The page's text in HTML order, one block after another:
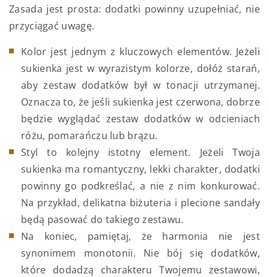
Zasada jest prosta: dodatki powinny uzupełniać, nie
przyciągać uwagę.
Kolor jest jednym z kluczowych elementów. Jeżeli
sukienka jest w wyrazistym kolorze, dołóż starań,
aby zestaw dodatków był w tonacji utrzymanej.
Oznacza to, że jeśli sukienka jest czerwona, dobrze
będzie wyglądać zestaw dodatków w odcieniach
różu, pomarańczu lub brązu.
Styl to kolejny istotny element. Jeżeli Twoja
sukienka ma romantyczny, lekki charakter, dodatki
powinny go podkreślać, a nie z nim konkurować.
Na przykład, delikatna biżuteria i plecione sandały
będą pasować do takiego zestawu.
Na koniec, pamiętaj, że harmonia nie jest
synonimem monotonii. Nie bój się dodatków,
które dodadzą charakteru Twojemu zestawowi,